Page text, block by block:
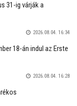
31-ig várják a
2026.08.04. 16:34
18-án indul az Erste
2026.08.04. 16:28